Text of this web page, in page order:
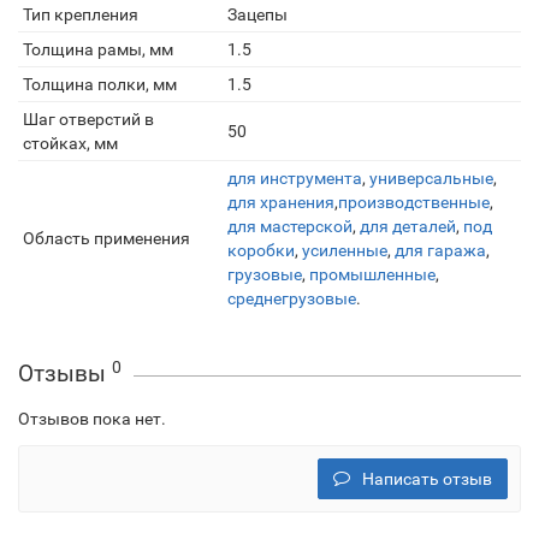
Тип крепления
Зацепы
Толщина рамы, мм
1.5
Толщина полки, мм
1.5
Шаг отверстий в
стойках, мм
50
Область применения
для инструмента, универсальные,
для хранения,производственные,
для мастерской, для деталей, под
коробки, усиленные, для гаража,
грузовые, промышленные,
среднегрузовые.
Отзывы 0
Отзывов пока нет.
Написать отзыв